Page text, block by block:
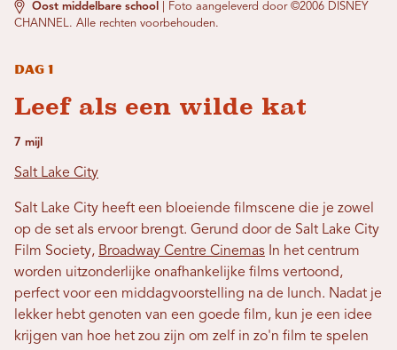
Oost middelbare school
Foto aangeleverd door ©2006 DISNEY
CHANNEL. Alle rechten voorbehouden.
Dag 1
Leef als een wilde kat
7 mijl
Salt Lake City
Salt Lake City heeft een bloeiende filmscene die je zowel
op de set als ervoor brengt. Gerund door de Salt Lake City
Film Society, Broadway Centre Cinemas In het centrum
worden uitzonderlijke onafhankelijke films vertoond,
perfect voor een middagvoorstelling na de lunch. Nadat je
lekker hebt genoten van een goede film, kun je een idee
krijgen van hoe het zou zijn om zelf in zo'n film te spelen